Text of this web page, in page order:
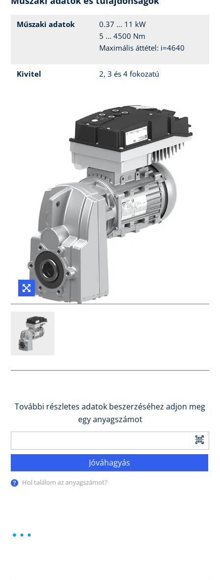
Műszaki adatok
0.37 ... 11 kW
5 ... 4500 Nm
Maximális áttétel: i=4640
Kivitel 2, 3 és 4 fokozatú
További részletes adatok beszerzéséhez adjon meg
egy anyagszámot
Jóváhagyás
Hol találom az anyagszámot?